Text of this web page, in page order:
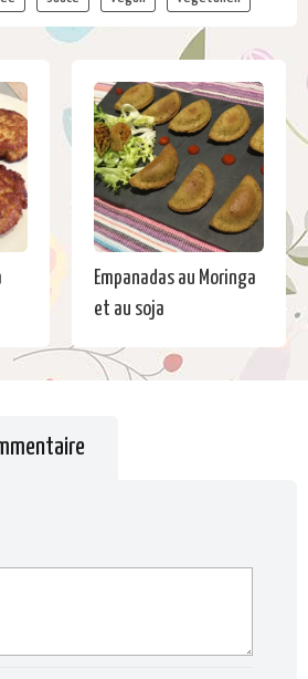
Empanadas au Moringa
et au soja